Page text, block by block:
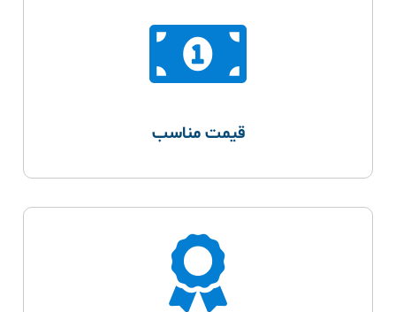
قیمت مناسب